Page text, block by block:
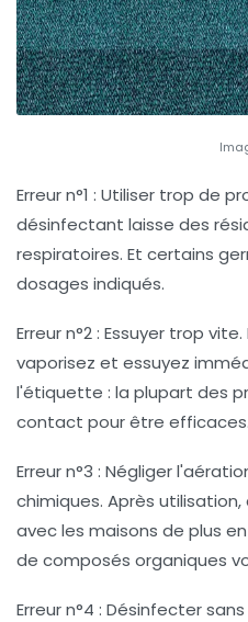
Erreur n°1 : Utiliser trop de
désinfectant laisse des
respiratoires. Et certains
dosages indiqués.
Erreur n°2 : Essuyer trop vite.
vaporisez et essuyez
l'étiquette : la plupart des
contact pour être efficaces.
Erreur n°3 : Négliger
chimiques. Après utilisation,
avec les maisons de plus
de composés organiques
Erreur n°4 : Désinfecter